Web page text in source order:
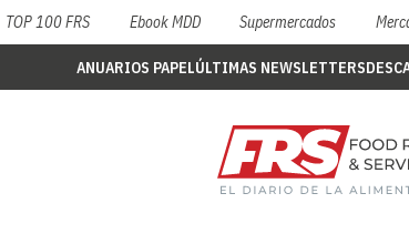
TOP 100 FRS Ebook MDD Supermercados
ANUARIOS PAPELÚLTIMAS NEWSLETTERS